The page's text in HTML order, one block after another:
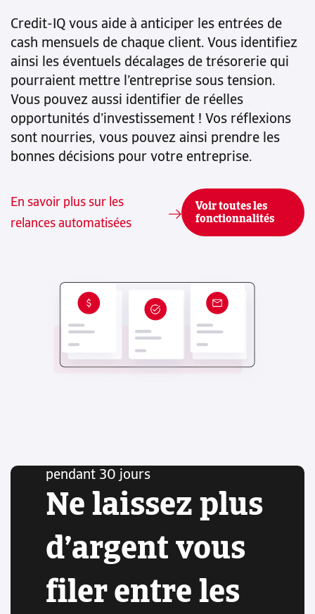
Credit-IQ vous aide à anticiper les entrées de
cash mensuels de chaque client. Vous identifiez
ainsi les éventuels décalages de trésorerie qui
pourraient mettre l’entreprise sous tension.
Vous pouvez aussi identifier de réelles
opportunités d’investissement ! Vos réflexions
sont nourries, vous pouvez ainsi prendre les
bonnes décisions pour votre entreprise.
En savoir plus sur les
relances automatisées
Voir toutes les
fonctionnalités
pendant 30 jours
Ne laissez plus
d’argent vous
filer entre les